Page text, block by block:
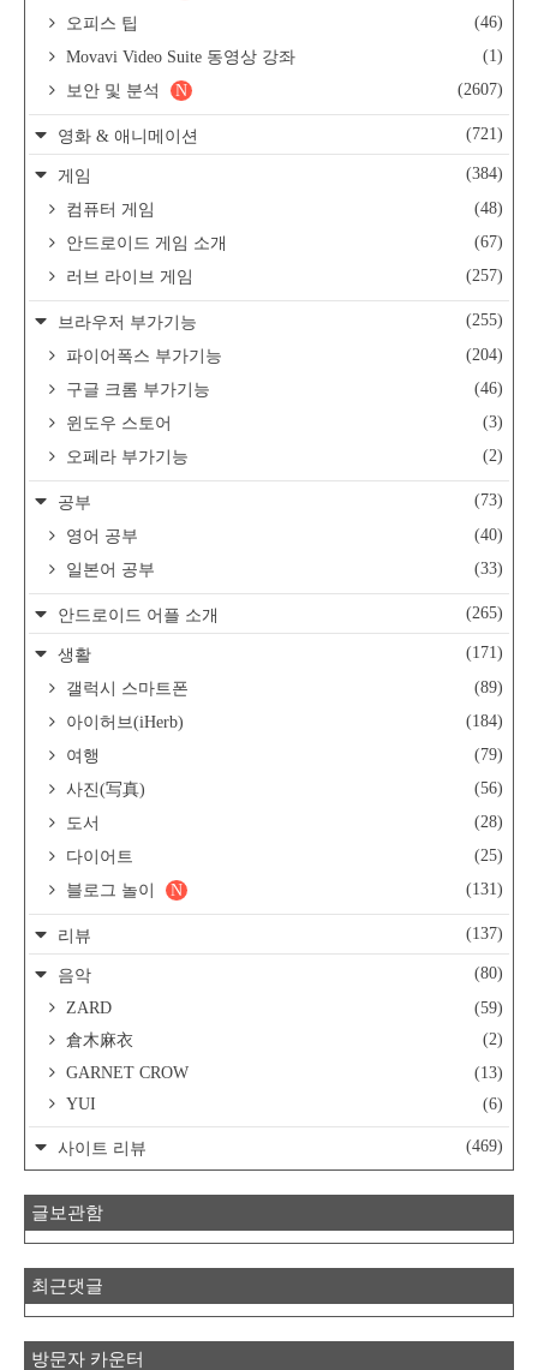
오피스 팁
(46)
Movavi Video Suite 동영상 강좌
(1)
보안 및 분석
(2607)
N
영화 & 애니메이션 (721)
게임
(384)
컴퓨터 게임
(48)
안드로이드 게임 소개
(67)
러브 라이브 게임
(257)
브라우저 부가기능
(255)
파이어폭스 부가기능
(204)
구글 크롬 부가기능
(46)
윈도우 스토어
(3)
오페라 부가기능
(2)
공부
(73)
영어 공부
(40)
일본어 공부
(33)
안드로이드 어플 소개 (265)
생활
(171)
갤럭시 스마트폰
(89)
아이허브(iHerb)
(184)
여행
(79)
사진(写真)
(56)
도서
(28)
다이어트
(25)
블로그 놀이
(131)
N
리뷰 (137)
음악
(80)
ZARD
(59)
倉木麻衣
(2)
GARNET CROW
(13)
YUI
(6)
사이트 리뷰 (469)
글보관함
최근댓글
방문자 카운터